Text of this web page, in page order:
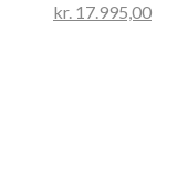
kr. 17.995,00